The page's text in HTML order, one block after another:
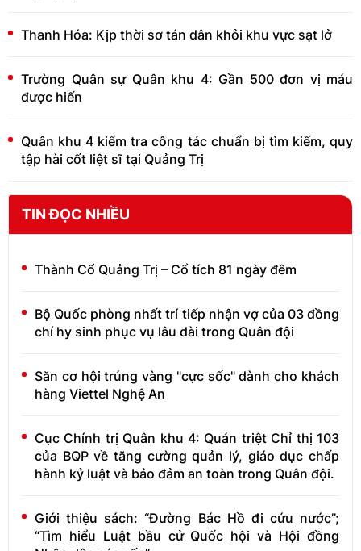
Thanh Hóa: Kịp thời sơ tán dân khỏi khu vực sạt lở
Trường Quân sự Quân khu 4: Gần 500 đơn vị máu
được hiến
Quân khu 4 kiểm tra công tác chuẩn bị tìm kiếm, quy
tập hài cốt liệt sĩ tại Quảng Trị
TIN ĐỌC NHIỀU
Thành Cổ Quảng Trị – Cổ tích 81 ngày đêm
Bộ Quốc phòng nhất trí tiếp nhận vợ của 03 đồng
chí hy sinh phục vụ lâu dài trong Quân đội
Săn cơ hội trúng vàng "cực sốc" dành cho khách
hàng Viettel Nghệ An
Cục Chính trị Quân khu 4: Quán triệt Chỉ thị 103
của BQP về tăng cường quản lý, giáo dục chấp
hành kỷ luật và bảo đảm an toàn trong Quân đội.
Giới thiệu sách: “Đường Bác Hồ đi cứu nước”;
“Tìm hiểu Luật bầu cử Quốc hội và Hội đồng